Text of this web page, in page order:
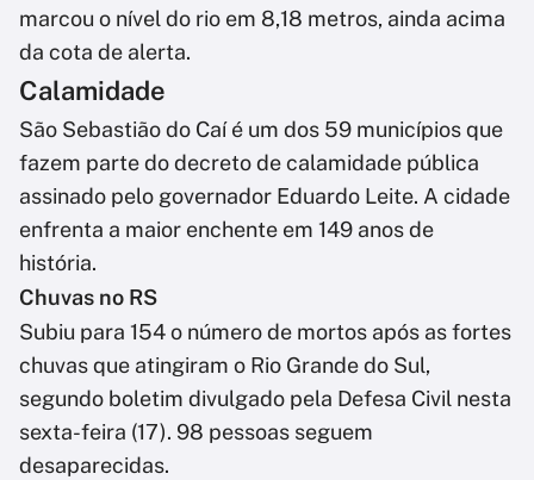
marcou o nível do rio em 8,18 metros, ainda acima
da cota de alerta.
Calamidade
São Sebastião do Caí é um dos 59 municípios que
fazem parte do decreto de calamidade pública
assinado pelo governador Eduardo Leite. A cidade
enfrenta a maior enchente em 149 anos de
história.
Chuvas no RS
Subiu para 154 o número de mortos após as fortes
chuvas que atingiram o Rio Grande do Sul,
segundo boletim divulgado pela Defesa Civil nesta
sexta-feira (17). 98 pessoas seguem
desaparecidas.